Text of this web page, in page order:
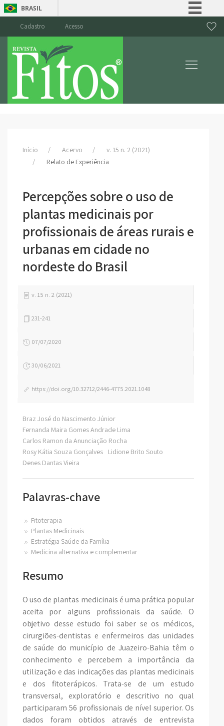
BRASIL
Canais
Cadastro Acesso
Início Acervo
v. 15 n. 2 (2021)
Relato de Experiência
Percepções sobre o uso de
plantas medicinais por
profissionais de áreas rurais e
urbanas em cidade no
nordeste do Brasil
v. 15 n. 2 (2021)
231-241
07/07/2020
30/06/2021
https://doi.org/10.32712/2446-4775.2021.1048
Braz José do Nascimento Júnior
Fernanda Maira Gomes Andrade Lima
Carlos Ramon da Anunciação Rocha
Rosy Kátia Souza Gonçalves
Lidione Brito Souto
Denes Dantas Vieira
Palavras-chave
Fitoterapia
Plantas Medicinais
Estratégia Saúde da Família
Medicina alternativa e complementar
Resumo
O uso de plantas medicinais é uma prática popular
aceita por alguns profissionais da saúde. O
objetivo desse estudo foi saber se os médicos,
cirurgiões-dentistas e enfermeiros das unidades
de saúde do município de Juazeiro-Bahia têm o
conhecimento e percebem a importância da
utilização e das indicações das plantas medicinais
e dos fitoterápicos. Trata-se de um estudo
transversal, exploratório e descritivo no qual
participaram 56 profissionais de nível superior. Os
dados foram obtidos através de entrevista